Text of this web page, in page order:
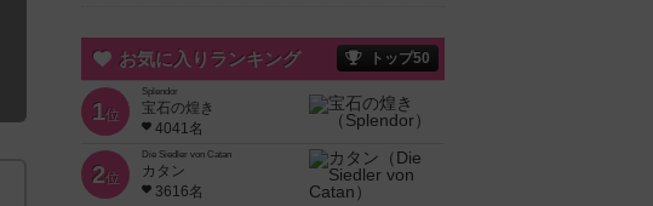
お気に入りランキング トップ50
1位
Splendor
宝石の煌き
4041名
2位
Die Siedler von Catan
カタン
3616名